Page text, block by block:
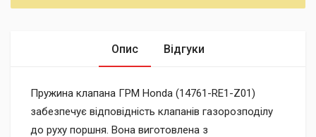
Опис Відгуки
Пружина клапана ГРМ Honda (14761-RE1-Z01)
забезпечує відповідність клапанів газорозподілу
до руху поршня. Вона виготовлена з